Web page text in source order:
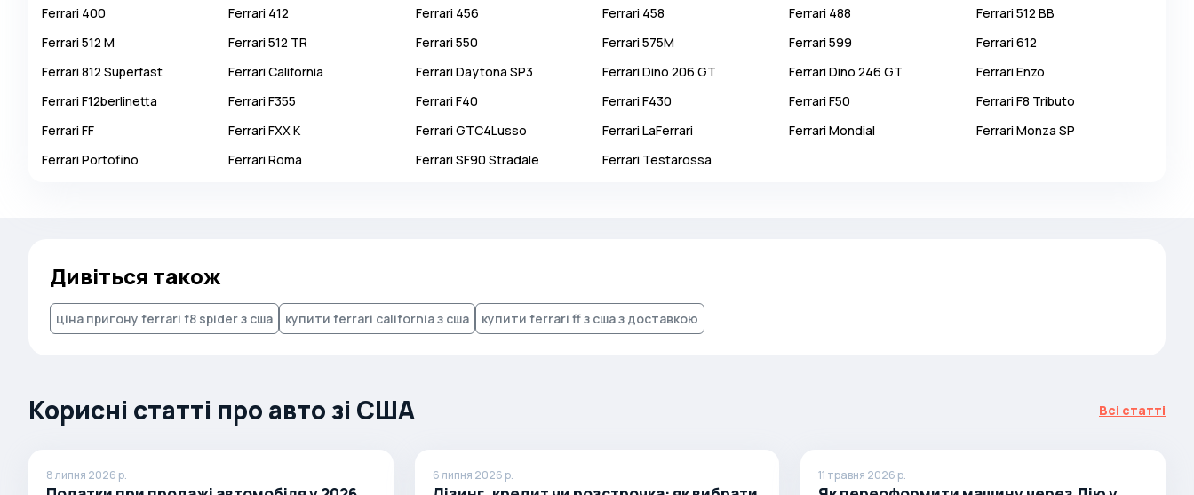
Avatr
Avtokam
Baltijas Dzips
Bertone
Ferrari 400 Ferrari 412 Ferrari 456 Ferrari 458 Ferrari 488 Ferrari 512 BB
Ferrari 512 M Ferrari 512 TR Ferrari 550 Ferrari 575M Ferrari 599 Ferrari 612
Ferrari 812 Superfast Ferrari California Ferrari Daytona SP3 Ferrari Dino 206 GT Ferrari Dino 246 GT Ferrari Enzo
Ferrari F12berlinetta Ferrari F355 Ferrari F40 Ferrari F430 Ferrari F50 Ferrari F8 Tributo
Ferrari FF Ferrari FXX K Ferrari GTC4Lusso Ferrari LaFerrari Ferrari Mondial Ferrari Monza SP
Ferrari Portofino Ferrari Roma Ferrari SF90 Stradale Ferrari Testarossa
Дивіться також
ціна пригону ferrari f8 spider з сша купити ferrari california з сша купити ferrari ff з сша з доставкою
Корисні статті про авто зі США Всі статті
8 липня 2026 р. 6 липня 2026 р. 11 травня 2026 р.